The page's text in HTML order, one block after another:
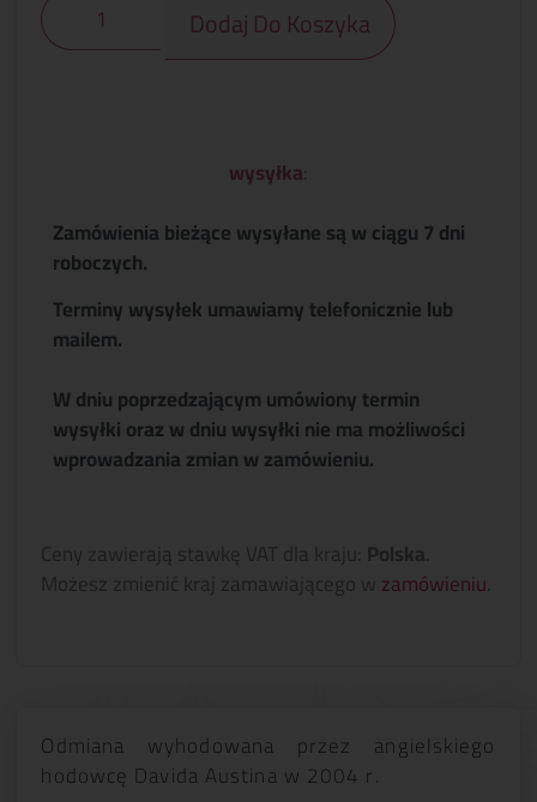
Dodaj Do Koszyka
wysyłka:
Zamówienia bieżące wysyłane są w ciągu 7 dni
roboczych.
Terminy wysyłek umawiamy telefonicznie lub
mailem.
W dniu poprzedzającym umówiony termin
wysyłki oraz w dniu wysyłki nie ma możliwości
wprowadzania zmian w zamówieniu.
Ceny zawierają stawkę VAT dla kraju: Polska
Możesz zmienić kraj zamawiającego wzamówieniu
Odmiana wyhodowana przez angielskiego
hodowcę Davida Austina w 2004 r.